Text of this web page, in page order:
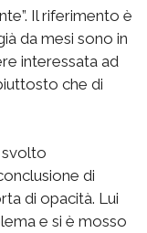
Il riferimento è
da mesi sono in
interessata ad
che di
svolto
di
di opacità. Lui
e si è mosso